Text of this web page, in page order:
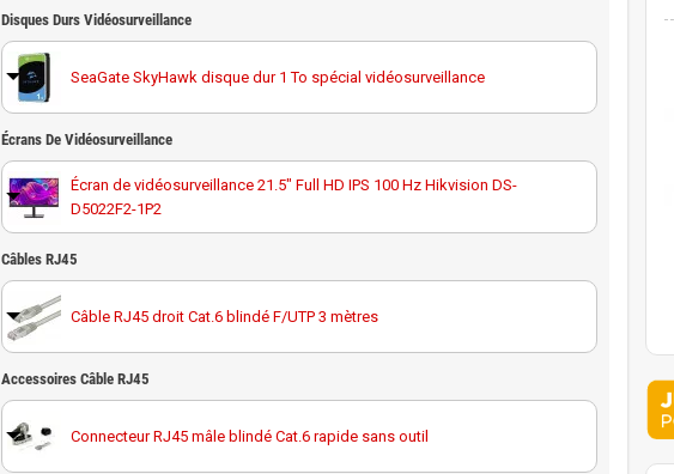
Hikvision DS-1276ZJ-SUS support d'angle
Disques Durs Vidéosurveillance
SeaGate SkyHawk disque dur 1 To spécial vidéosurveillance
Disque dur 1 To spécial vidéosurveillance Western Digital Purple
SeaGate SkyHawk disque dur 4 To spécial vidéosurveillance
Disque dur 4 To spécial vidéosurveillance Western Digital Purple
Écrans De Vidéosurveillance
Écran de vidéosurveillance 21.5" Full HD IPS 100 Hz Hikvision DS-
D5022F2-1P2
Écran de contrôle tactile WI-FI 7" Hikvision DS-KH9310-WTE1 pour
interphone, alarme, NVR et caméra H
interphone, alarme, NVR et camér
Câbles RJ45
Câble RJ45 droit Cat.6 blindé F/UTP 3 mètres
Câble RJ45 droit Cat.6 blindé F/UTP 10 mètres
Accessoires Câble RJ45
Connecteur RJ45 mâle blindé Cat.6 rapide sans outil